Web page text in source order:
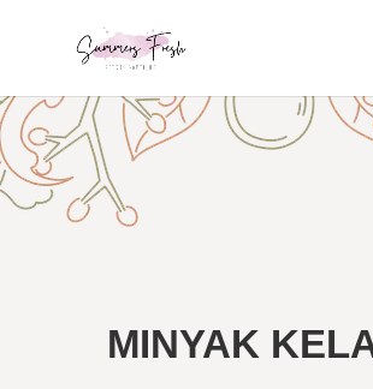
MINYAK